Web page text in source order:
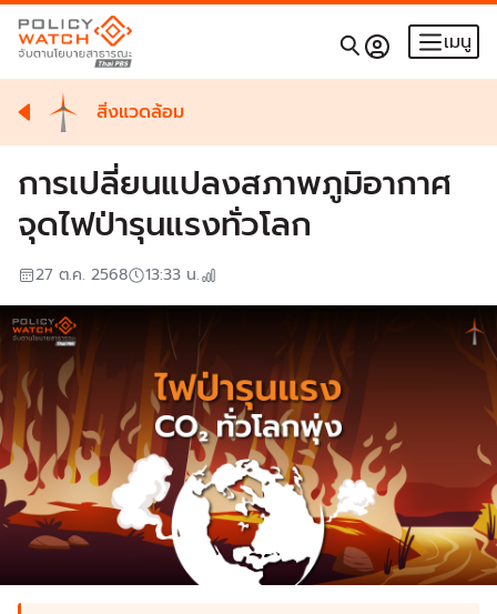
เมนู
สิ่งแวดล้อม
การเปลี่ยนแปลงสภาพภูมิอากาศ
จุดไฟป่ารุนแรงทั่วโลก
27 ต.ค. 2568 13:33 น.